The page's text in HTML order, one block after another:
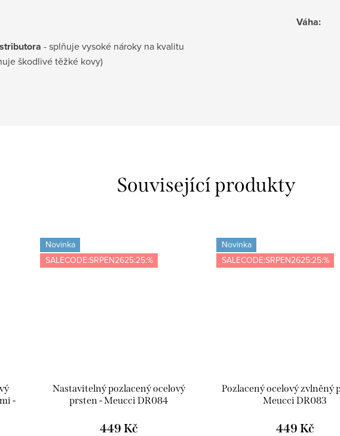
- splňuje vysoké nároky na kvalitu
škodlivé těžké kovy)
Váha:
Související produkty
-
Novinka
SALECODE:SRPEN2625:25:%
Nastavitelný pozlacený ocelový
prsten - Meucci DR084
449 Kč
Novinka
SALECODE:SRPEN2625:25:%
Pozlacený ocelový zvlněný
Meucci DR083
449 Kč